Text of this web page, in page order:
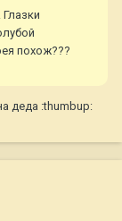
похож???
деда :thumbup: